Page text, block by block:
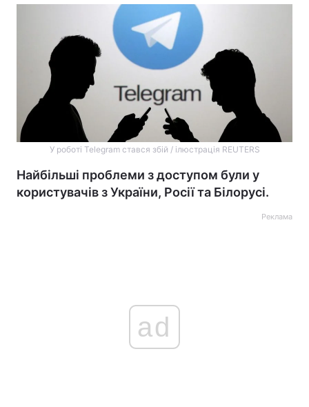
У роботі Telegram стався збій / ілюстрація REUTERS
Найбільші проблеми з доступом були у
користувачів з України, Росії та Білорусі.
Реклама
ad